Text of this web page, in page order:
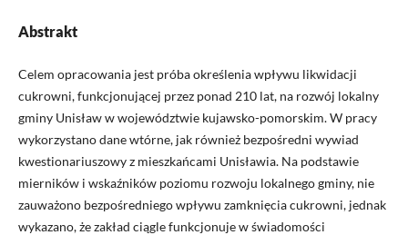
Abstrakt
Celem opracowania jest próba określenia wpływu likwidacji
cukrowni, funkcjonującej przez ponad 210 lat, na rozwój lokalny
gminy Unisław w województwie kujawsko-pomorskim. W pracy
wykorzystano dane wtórne, jak również bezpośredni wywiad
kwestionariuszowy z mieszkańcami Unisławia. Na podstawie
mierników i wskaźników poziomu rozwoju lokalnego gminy, nie
zauważono bezpośredniego wpływu zamknięcia cukrowni, jednak
wykazano, że zakład ciągle funkcjonuje w świadomości